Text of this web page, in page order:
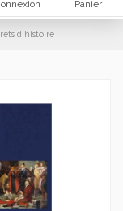
Panier
d'histoire